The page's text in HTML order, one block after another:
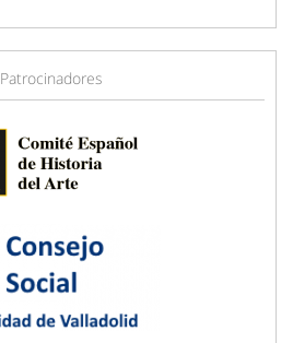
Patrocinadores